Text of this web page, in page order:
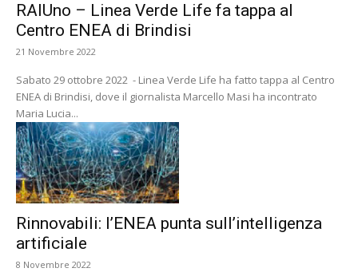
RAIUno – Linea Verde Life fa tappa al
Centro ENEA di Brindisi
21 Novembre 2022
Sabato 29 ottobre 2022 - Linea Verde Life ha fatto tappa al Centro
ENEA di Brindisi, dove il giornalista Marcello Masi ha incontrato
Maria Lucia...
Rinnovabili: l’ENEA punta sull’intelligenza
artificiale
8 Novembre 2022